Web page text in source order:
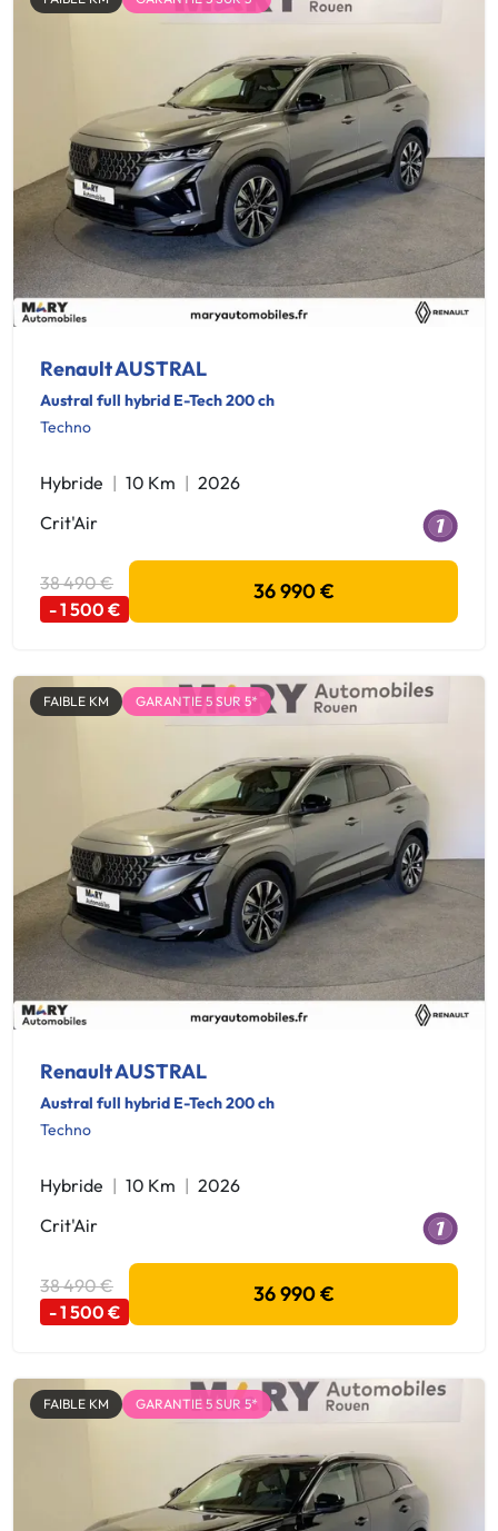
Renault AUSTRAL
Austral full hybrid E-Tech 200 ch
Techno
Hybride 10 Km
2026
Crit'Air
38 490 €
- 1 500 €
36 990 €
FAIBLE KM GARANTIE 5 SUR 5*
Renault AUSTRAL
Austral full hybrid E-Tech 200 ch
Techno
Hybride 10 Km
2026
Crit'Air
38 490 €
- 1 500 €
36 990 €
FAIBLE KM GARANTIE 5 SUR 5*